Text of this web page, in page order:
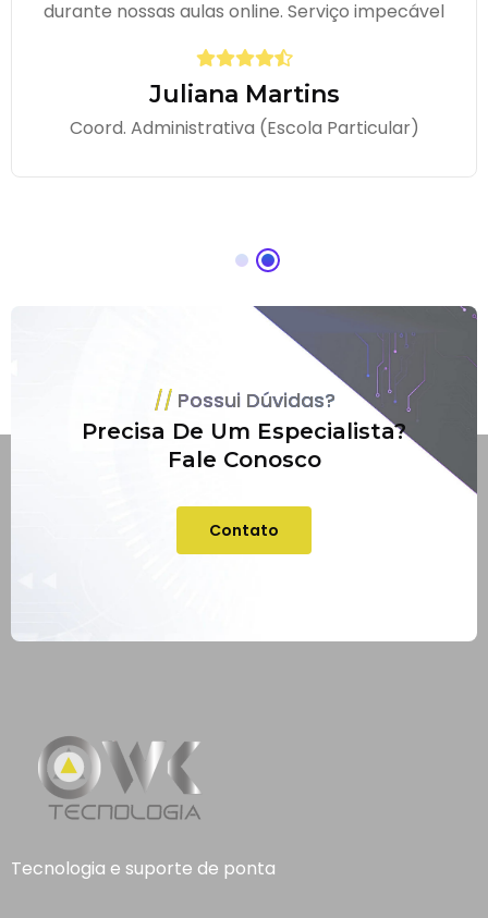
durante nossas aulas online. Serviço impecável
Juliana Martins
Coord. Administrativa (Escola Particular)
Possui Dúvidas?
Precisa De Um Especialista?
Fale Conosco
Contato
Tecnologia e suporte de ponta